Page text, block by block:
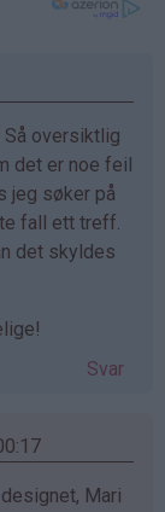
oversiktlig
det er noe feil
jeg søker på
fall ett treff.
det skyldes
Svar
Mari